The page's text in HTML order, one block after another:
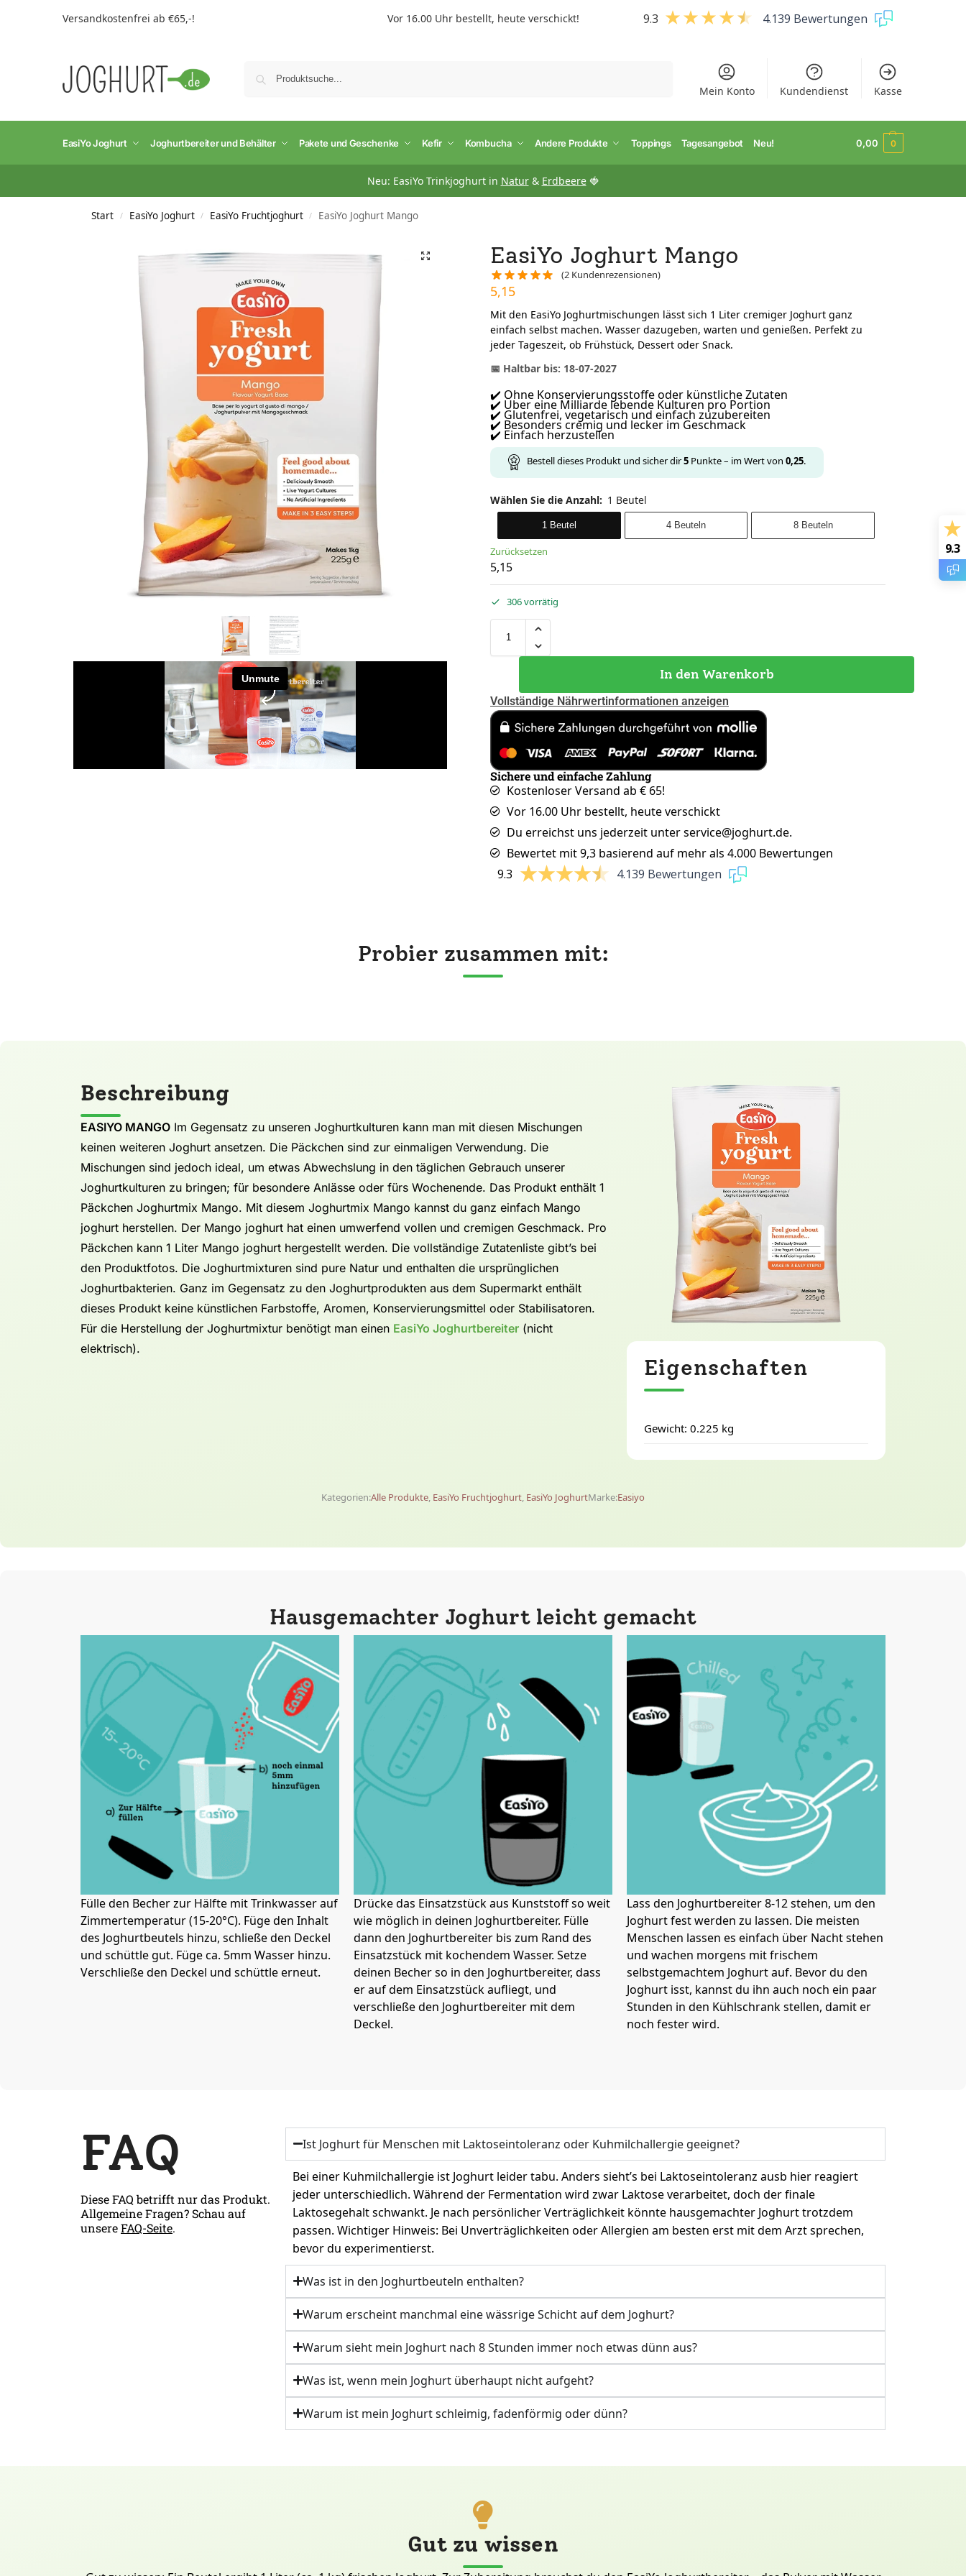
Versandkostenfrei ab €65,-! Vor 16.00 Uhr bestellt, heute verschickt! 9.3 4.139 Bewertungen
Mein Konto Kundendienst Kasse
EasiYo Joghurt Joghurtbereiter und Behälter Pakete und Geschenke Kefir Kombucha Andere Produkte Toppings Tagesangebot Neu! 0,00 0
Neu: EasiYo Trinkjoghurt in Natur& Erdbeere🍓
Start / EasiYo Joghurt / EasiYo Fruchtjoghurt / EasiYo Joghurt Mango
EasiYo Joghurt Mango
(2 Kundenrezensionen)
5,15
Mit den EasiYo Joghurtmischungen lässt sich 1 Liter cremiger Joghurt ganz
einfach selbst machen. Wasser dazugeben, warten und genießen. Perfekt zu
jeder Tageszeit, ob Frühstück, Dessert oder Snack.
📅 Haltbar bis: 18-07-2027
✔️ Ohne Konservierungsstoffe oder künstliche Zutaten
✔️ Über eine Milliarde lebende Kulturen pro Portion
✔️ Glutenfrei, vegetarisch und einfach zuzubereiten
✔️ Besonders cremig und lecker im Geschmack
✔️ Einfach herzustellen
Bestell dieses Produkt und sicher dir5 Punkte – im Wert von 0,25.
Wählen Sie die Anzahl: 1 Beutel
1 Beutel 4 Beuteln 8 Beuteln
Zurücksetzen
5,15
306 vorrätig
In den Warenkorb
Vollständige Nährwertinformationen anzeigen
Sichere und einfache Zahlung
Kostenloser Versand ab € 65!
Vor 16.00 Uhr bestellt, heute verschickt
Du erreichst uns jederzeit unter service@joghurt.de.
Bewertet mit 9,3 basierend auf mehr als 4.000 Bewertungen
9.3
4.139 Bewertungen
Probier zusammen mit:
Beschreibung
EASIYO MANGO Im Gegensatz zu unseren Joghurtkulturen kann man mit diesen Mischungen
keinen weiteren Joghurt ansetzen. Die Päckchen sind zur einmaligen Verwendung. Die
Mischungen sind jedoch ideal, um etwas Abwechslung in den täglichen Gebrauch unserer
Joghurtkulturen zu bringen; für besondere Anlässe oder fürs Wochenende. Das Produkt enthält 1
Päckchen Joghurtmix Mango. Mit diesem Joghurtmix Mango kannst du ganz einfach Mango
joghurt herstellen. Der Mango joghurt hat einen umwerfend vollen und cremigen Geschmack. Pro
Päckchen kann 1 Liter Mango joghurt hergestellt werden. Die vollständige Zutatenliste gibt’s bei
den Produktfotos. Die Joghurtmixturen sind pure Natur und enthalten die ursprünglichen
Joghurtbakterien. Ganz im Gegensatz zu den Joghurtprodukten aus dem Supermarkt enthält
dieses Produkt keine künstlichen Farbstoffe, Aromen, Konservierungsmittel oder Stabilisatoren.
Für die Herstellung der Joghurtmixtur benötigt man einen EasiYo Joghurtbereiter (nicht
elektrisch).
Eigenschaften
Gewicht: 0.225 kg
Kategorien:Alle Produkte EasiYo Fruchtjoghurt EasiYo JoghurtMarke:Easiyo
Hausgemachter Joghurt leicht gemacht
Fülle den Becher zur Hälfte mit Trinkwasser auf
Zimmertemperatur (15-20°C). Füge den Inhalt
des Joghurtbeutels hinzu, schließe den Deckel
und schüttle gut. Füge ca. 5mm Wasser hinzu.
Verschließe den Deckel und schüttle erneut.
Drücke das Einsatzstück aus Kunststoff so weit
wie möglich in deinen Joghurtbereiter. Fülle
dann den Joghurtbereiter bis zum Rand des
Einsatzstück mit kochendem Wasser. Setze
deinen Becher so in den Joghurtbereiter, dass
er auf dem Einsatzstück aufliegt, und
verschließe den Joghurtbereiter mit dem
Deckel.
Lass den Joghurtbereiter 8-12 stehen, um den
Joghurt fest werden zu lassen. Die meisten
Menschen lassen es einfach über Nacht stehen
und wachen morgens mit frischem
selbstgemachtem Joghurt auf. Bevor du den
Joghurt isst, kannst du ihn auch noch ein paar
Stunden in den Kühlschrank stellen, damit er
noch fester wird.
FAQ
Diese FAQ betrifft nur das Produkt.
Allgemeine Fragen? Schau auf
unsereFAQ-Seite.
Ist Joghurt für Menschen mit Laktoseintoleranz oder Kuhmilchallergie geeignet?
Bei einer Kuhmilchallergie ist Joghurt leider tabu. Anders sieht’s bei Laktoseintoleranz ausb hier reagiert
jeder unterschiedlich. Während der Fermentation wird zwar Laktose verarbeitet, doch der finale
Laktosegehalt schwankt. Je nach persönlicher Verträglichkeit könnte hausgemachter Joghurt trotzdem
passen. Wichtiger Hinweis: Bei Unverträglichkeiten oder Allergien am besten erst mit dem Arzt sprechen,
bevor du experimentierst.
Was ist in den Joghurtbeuteln enthalten?
Warum erscheint manchmal eine wässrige Schicht auf dem Joghurt?
Warum sieht mein Joghurt nach 8 Stunden immer noch etwas dünn aus?
Was ist, wenn mein Joghurt überhaupt nicht aufgeht?
Warum ist mein Joghurt schleimig, fadenförmig oder dünn?
Gut zu wissen
9.3